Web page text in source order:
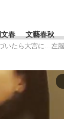
春 文藝春秋
いたら大宮に…左